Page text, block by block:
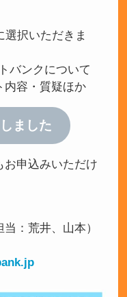
択いただきま
バンクについて
内容・質疑ほか
ました
申込みいただけ
：荒井、山本）